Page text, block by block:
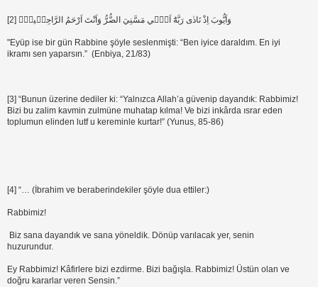
[2] وَاَيُّوبَ اِذْ نَادٰى رَبَّهُٓ اَنّ۪ي مَسَّنِيَ الضُّرُّ وَاَنْتَ اَرْحَمُ الرَّاحِم۪ينَۚ
"Eyüp ise bir gün Rabbine şöyle seslenmişti: “Ben iyice daraldım. En iyi
ikramı sen yaparsın.” (Enbiya, 21/83)
[3] “Bunun üzerine dediler ki: “Yalnızca Allah’a güvenip dayandık: Rabbimiz!
Bizi bu zalim kavmin zulmüne muhatap kılma! Ve bizi inkârda ısrar eden
toplumun elinden lutf u kereminle kurtar!” (Yunus, 85-86)
[4] “… (İbrahim ve beraberindekiler şöyle dua ettiler:)
Rabbimiz!
Biz sana dayandık ve sana yöneldik. Dönüp varılacak yer, senin
huzurundur.
Ey Rabbimiz! Kâfirlere bizi ezdirme. Bizi bağışla. Rabbimiz! Üstün olan ve
doğru kararlar veren Sensin.”